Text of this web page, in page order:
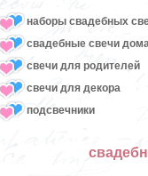
наборы свадебных
свадебные свечи
свечи для родителей
свечи для декора
подсвечники